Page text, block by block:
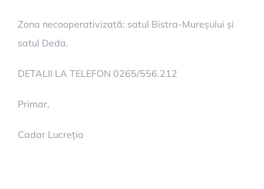
Zona necooperativizată: satul Bistra-Mureșului și
satul Deda.
DETALII LA TELEFON 0265/556.212
Primar,
Cadar Lucreția